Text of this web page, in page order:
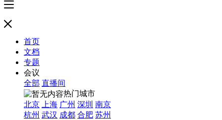
首页
文档
专题
会议
全部 直播间
热门城市
北京
上海 广州 深圳 南京
杭州 武汉 成都 合肥 苏州